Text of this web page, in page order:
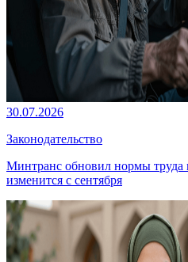
30.07.2026
Законодательство
Минтранс обновил нормы труда
изменится с сентября